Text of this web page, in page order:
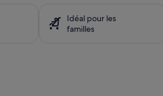
Idéal pour les
familles